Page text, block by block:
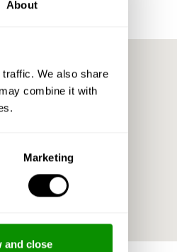
About
We also share
combine it with
Marketing
and close